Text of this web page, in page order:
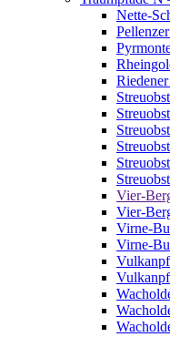
Nette-
Vier-
Vier-
Virne-
Virne-